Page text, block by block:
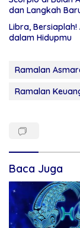
dan Langkah
Libra,
dalam Hidupmu
Ramalan
Ramalan
Baca Juga